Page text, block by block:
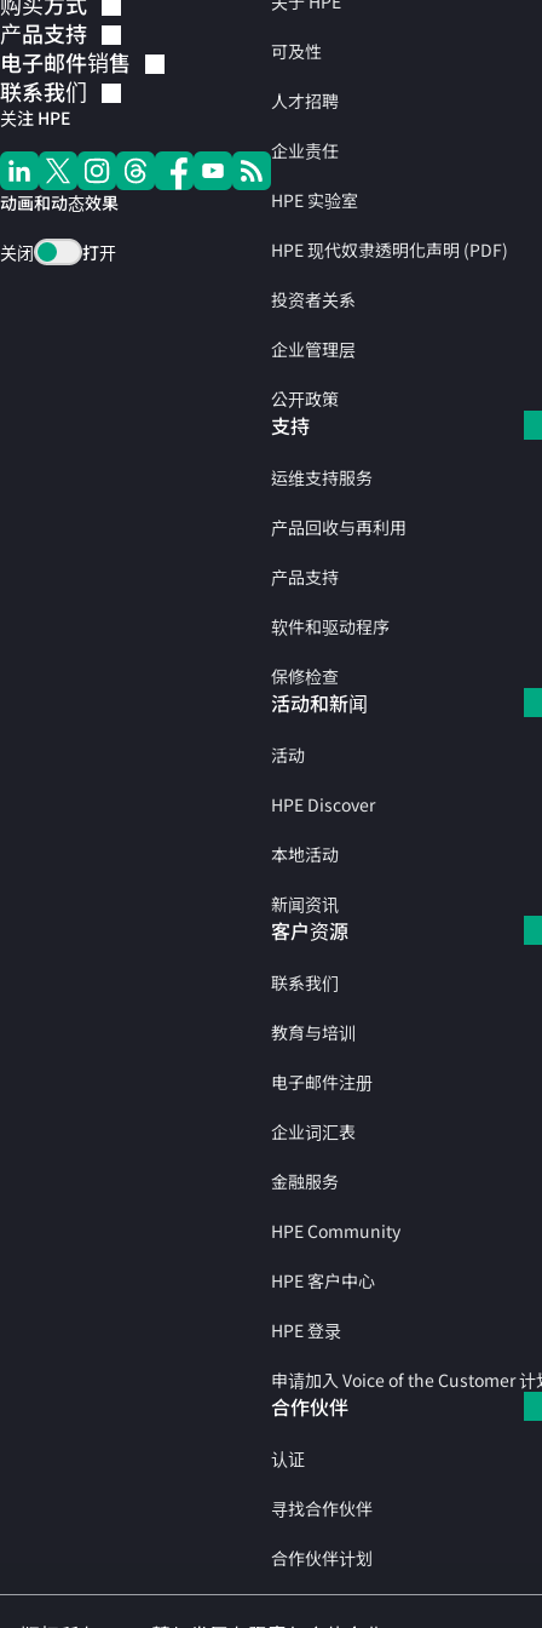
产品支持
电子邮件销售
联系我们
关注 HPE
动画和动态效果
关闭 打开
可及性
人才招聘
企业责任
HPE 实验室
HPE 现代奴隶透明化声明 (PDF)
投资者关系
企业管理层
公开政策
支持
运维支持服务
产品回收与再利用
产品支持
软件和驱动程序
保修检查
活动和新闻
活动
HPE Discover
本地活动
新闻资讯
客户资源
联系我们
教育与培训
电子邮件注册
企业词汇表
金融服务
HPE Community
HPE 客户中心
HPE 登录
申请加入 Voice of the Customer 计
合作伙伴
认证
寻找合作伙伴
合作伙伴计划